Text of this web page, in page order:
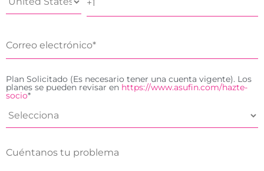
Plan Solicitado (Es necesario tener una cuenta vigente). Los
planes se pueden revisar en https://www.asufin.com/hazte-
socio*